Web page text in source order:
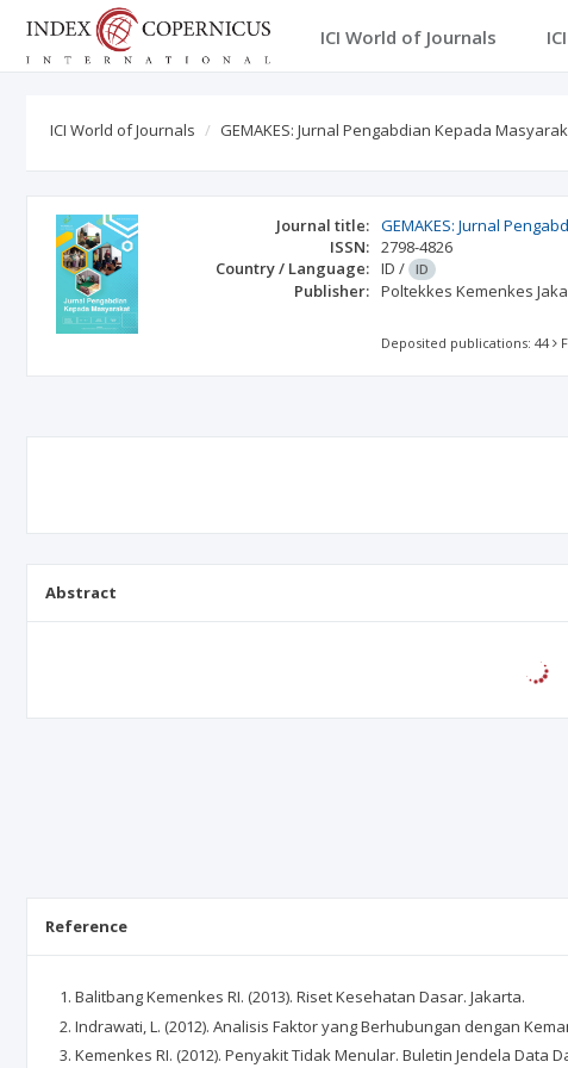
ICI World of Journals
ICI World of Journals GEMAKES: Jurnal Pengabdian Kepada
Journal title: GEMAKES: Jurnal
ISSN: 2798-4826
Country / Language: ID / ID
Publisher: Poltekkes Kemenkes
Deposited publications: 44
Abstract
Reference
Balitbang Kemenkes RI. (2013). Riset Kesehatan Dasar. Jakarta.
Indrawati, L. (2012). Analisis Faktor yang Berhubungan dengan
Kemenkes RI. (2012). Penyakit Tidak Menular. Buletin Jendela Data